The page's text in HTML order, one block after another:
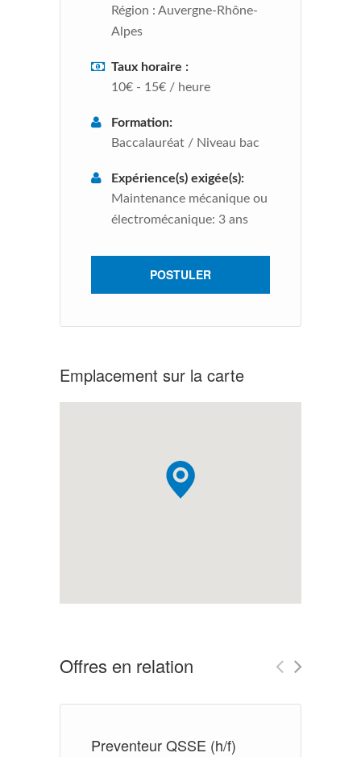
Région : Auvergne-Rhône-
Alpes
Taux horaire :
10€ - 15€ / heure
Formation:
Baccalauréat / Niveau bac
Expérience(s) exigée(s):
Maintenance mécanique ou
électromécanique: 3 ans
POSTULER
Emplacement sur la carte
Offres en relation
Preventeur QSSE (h/f)